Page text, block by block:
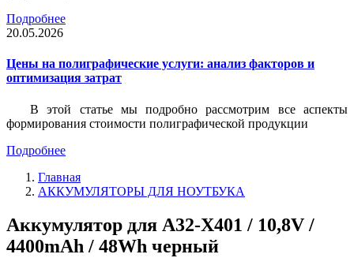
Подробнее
20.05.2026
Цены на полиграфические услуги: анализ факторов и
оптимизация затрат
В этой статье мы подробно рассмотрим все аспекты
формирования стоимости полиграфической продукции
Подробнее
Главная
АККУМУЛЯТОРЫ ДЛЯ НОУТБУКА
Аккумулятор для A32-X401 / 10,8V /
4400mAh / 48Wh черный